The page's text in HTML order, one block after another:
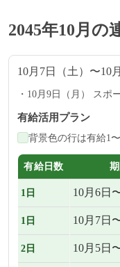
2045年10月の
10月7日（土）〜10
10月9日（月） スポ
有給活用プラン
背景色の行は有給1
有給日数
1日 10月6日
1日 10月7日
2日 10月5日